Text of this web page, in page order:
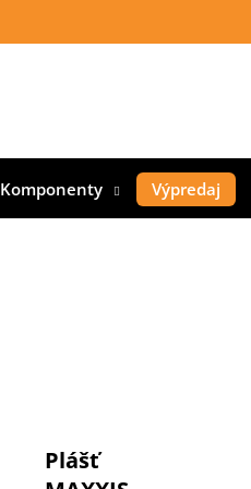
Komponenty Výpredaj
Plášť